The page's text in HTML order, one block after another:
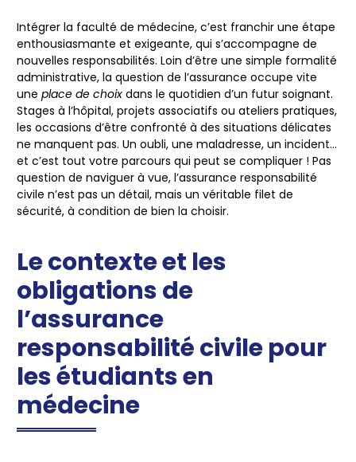
Intégrer la faculté de médecine, c’est franchir une étape
enthousiasmante et exigeante, qui s’accompagne de
nouvelles responsabilités. Loin d’être une simple formalité
administrative, la question de l’assurance occupe vite
une place de choix dans le quotidien d’un futur soignant.
Stages à l’hôpital, projets associatifs ou ateliers pratiques,
les occasions d’être confronté à des situations délicates
ne manquent pas. Un oubli, une maladresse, un incident…
et c’est tout votre parcours qui peut se compliquer ! Pas
question de naviguer à vue, l’assurance responsabilité
civile n’est pas un détail, mais un véritable filet de
sécurité, à condition de bien la choisir.
Le contexte et les
obligations de
l’assurance
responsabilité civile pour
les étudiants en
médecine